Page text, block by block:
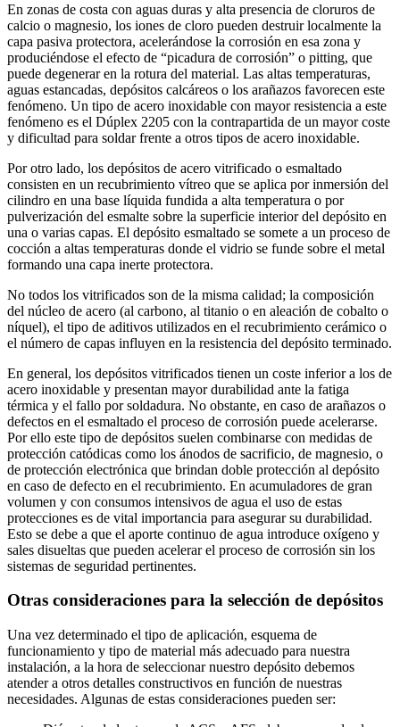
En zonas de costa con aguas duras y alta presencia de cloruros de
calcio o magnesio, los iones de cloro pueden destruir localmente la
capa pasiva protectora, acelerándose la corrosión en esa zona y
produciéndose el efecto de “picadura de corrosión” o pitting, que
puede degenerar en la rotura del material. Las altas temperaturas,
aguas estancadas, depósitos calcáreos o los arañazos favorecen este
fenómeno. Un tipo de acero inoxidable con mayor resistencia a este
fenómeno es el Dúplex 2205 con la contrapartida de un mayor coste
y dificultad para soldar frente a otros tipos de acero inoxidable.
Por otro lado, los depósitos de acero vitrificado o esmaltado
consisten en un recubrimiento vítreo que se aplica por inmersión del
cilindro en una base líquida fundida a alta temperatura o por
pulverización del esmalte sobre la superficie interior del depósito en
una o varias capas. El depósito esmaltado se somete a un proceso de
cocción a altas temperaturas donde el vidrio se funde sobre el metal
formando una capa inerte protectora.
No todos los vitrificados son de la misma calidad; la composición
del núcleo de acero (al carbono, al titanio o en aleación de cobalto o
níquel), el tipo de aditivos utilizados en el recubrimiento cerámico o
el número de capas influyen en la resistencia del depósito terminado.
En general, los depósitos vitrificados tienen un coste inferior a los de
acero inoxidable y presentan mayor durabilidad ante la fatiga
térmica y el fallo por soldadura. No obstante, en caso de arañazos o
defectos en el esmaltado el proceso de corrosión puede acelerarse.
Por ello este tipo de depósitos suelen combinarse con medidas de
protección catódicas como los ánodos de sacrificio, de magnesio, o
de protección electrónica que brindan doble protección al depósito
en caso de defecto en el recubrimiento. En acumuladores de gran
volumen y con consumos intensivos de agua el uso de estas
protecciones es de vital importancia para asegurar su durabilidad.
Esto se debe a que el aporte continuo de agua introduce oxígeno y
sales disueltas que pueden acelerar el proceso de corrosión sin los
sistemas de seguridad pertinentes.
Otras consideraciones para la selección de depósitos
Una vez determinado el tipo de aplicación, esquema de
funcionamiento y tipo de material más adecuado para nuestra
instalación, a la hora de seleccionar nuestro depósito debemos
atender a otros detalles constructivos en función de nuestras
necesidades. Algunas de estas consideraciones pueden ser: